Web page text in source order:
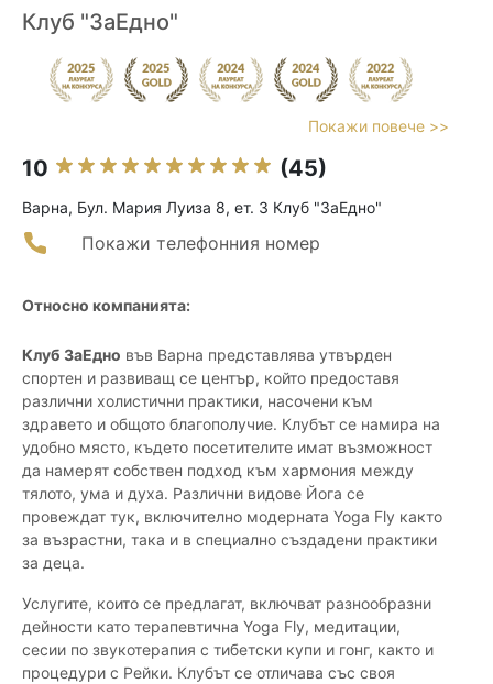
Клуб "ЗаЕдно"
Покажи повече >>
10 (45)
Варна, Бул. Мария Луиза 8, ет. 3 Клуб "ЗаЕдно"
Покажи телефонния номер
Относно компанията:
Клуб ЗаЕдно във Варна представлява утвърден
спортен и развиващ се център, който предоставя
различни холистични практики, насочени към
здравето и общото благополучие. Клубът се намира на
удобно място, където посетителите имат възможност
да намерят собствен подход към хармония между
тялото, ума и духа. Различни видове Йога се
провеждат тук, включително модерната Yoga Fly както
за възрастни, така и в специално създадени практики
за деца.
Услугите, които се предлагат, включват разнообразни
дейности като терапевтична Yoga Fly, медитации,
сесии по звукотерапия с тибетски купи и гонг, както и
процедури с Рейки. Клубът се отличава със своя